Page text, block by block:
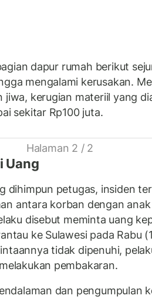
dapur rumah berikut
mengalami kerusakan.
jiwa, kerugian materiil yang
sekitar Rp100 juta.
Halaman 2 / 2
Uang
dihimpun petugas, insiden
antara korban dengan
disebut meminta uang
ke Sulawesi pada Rabu
tidak dipenuhi,
pembakaran.
dan pengumpulan